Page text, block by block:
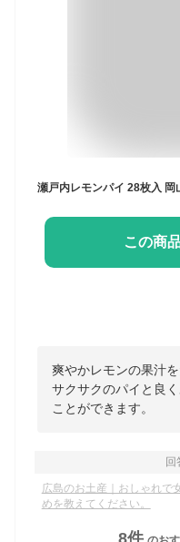
この商
爽やかレモンの果汁
サクサクのパイと良
ことができます。
回
広島のお土産｜おしゃれで
めを教えてください。
8件 のお